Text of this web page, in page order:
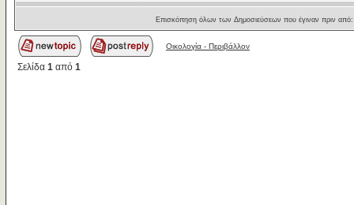
Επισκόπηση όλων των Δημοσιεύσεων που έγιναν πριν
Οικολογία - Περιβάλλον
Σελίδα 1 από 1